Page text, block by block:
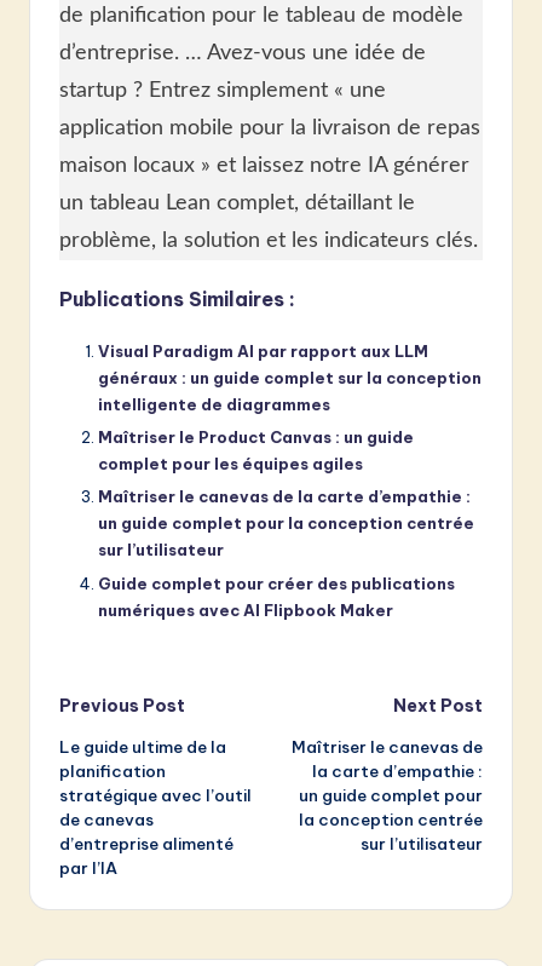
de planification pour le tableau de modèle
d’entreprise. … Avez-vous une idée de
startup ? Entrez simplement « une
application mobile pour la livraison de repas
maison locaux » et laissez notre IA générer
un tableau Lean complet, détaillant le
problème, la solution et les indicateurs clés.
Publications Similaires :
Visual Paradigm AI par rapport aux LLM
généraux : un guide complet sur la conception
intelligente de diagrammes
Maîtriser le Product Canvas : un guide
complet pour les équipes agiles
Maîtriser le canevas de la carte d’empathie :
un guide complet pour la conception centrée
sur l’utilisateur
Guide complet pour créer des publications
numériques avec AI Flipbook Maker
Post
navigation
Previous Post
Le guide ultime de la
planification
stratégique avec l’outil
de canevas
d’entreprise alimenté
par l’IA
Next Post
Maîtriser le canevas de
la carte d’empathie :
un guide complet pour
la conception centrée
sur l’utilisateur